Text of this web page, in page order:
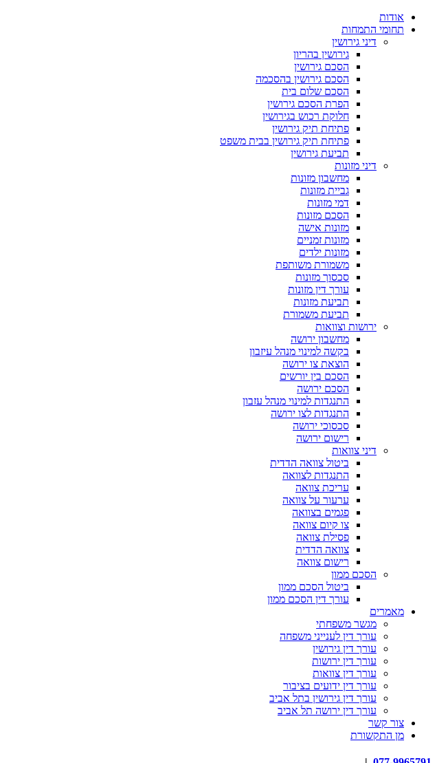
אודות
תחומי התמחות
דיני גירושין
גירושין בהריון
הסכם גירושין
הסכם גירושין בהסכמה
הסכם שלום בית
הפרת הסכם גירושין
חלוקת רכוש בגירושין
פתיחת תיק גירושין
פתיחת תיק גירושין בבית משפט
תביעת גירושין
דיני מזונות
מחשבון מזונות
גביית מזונות
דמי מזונות
הסכם מזונות
מזונות אישה
מזונות זמניים
מזונות ילדים
משמורת משותפת
סכסוך מזונות
עורך דין מזונות
תביעת מזונות
תביעת משמורת
ירושות וצוואות
מחשבון ירושה
בקשה למינוי מנהל עיזבון
הוצאת צו ירושה
הסכם בין יורשים
הסכם ירושה
התנגדות למינוי מנהל עזבון
התנגדות לצו ירושה
סכסוכי ירושה
רישום ירושה
דיני צוואות
ביטול צוואה הדדית
התנגדות לצוואה
עריכת צוואה
ערעור על צוואה
פגמים בצוואה
צו קיום צוואה
פסילת צוואה
צוואה הדדית
רישום צוואה
הסכם ממון
ביטול הסכם ממון
עורך דין הסכם ממון
מאמרים
מגשר משפחתי
עורך דין לענייני משפחה
עורך דין גירושין
עורך דין ירושות
עורך דין צוואות
עורך דין ידועים בציבור
עורך דין גירושין בתל אביב
עורך דין ירושה תל אביב
צור קשר
מן התקשורת